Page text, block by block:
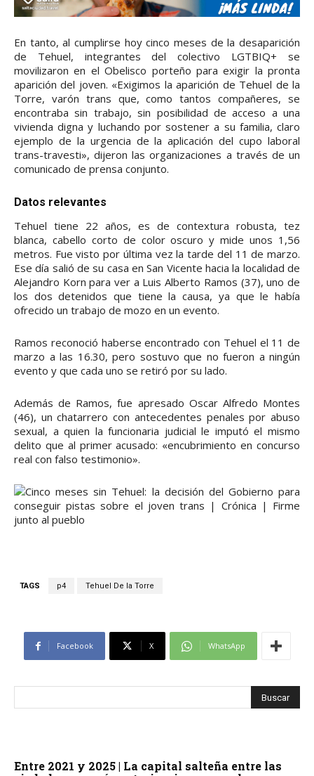
En tanto, al cumplirse hoy cinco meses de la desaparición
de Tehuel, integrantes del colectivo LGTBIQ+ se
movilizaron en el Obelisco porteño para exigir la pronta
aparición del joven. «Exigimos la aparición de Tehuel de la
Torre, varón trans que, como tantos compañeres, se
encontraba sin trabajo, sin posibilidad de acceso a una
vivienda digna y luchando por sostener a su familia, claro
ejemplo de la urgencia de la aplicación del cupo laboral
trans-travesti», dijeron las organizaciones a través de un
comunicado de prensa conjunto.
Datos relevantes
Tehuel tiene 22 años, es de contextura robusta, tez
blanca, cabello corto de color oscuro y mide unos 1,56
metros. Fue visto por última vez la tarde del 11 de marzo.
Ese día salió de su casa en San Vicente hacia la localidad de
Alejandro Korn para ver a Luis Alberto Ramos (37), uno de
los dos detenidos que tiene la causa, ya que le había
ofrecido un trabajo de mozo en un evento.
Ramos reconoció haberse encontrado con Tehuel el 11 de
marzo a las 16.30, pero sostuvo que no fueron a ningún
evento y que cada uno se retiró por su lado.
Además de Ramos, fue apresado Oscar Alfredo Montes
(46), un chatarrero con antecedentes penales por abuso
sexual, a quien la funcionaria judicial le imputó el mismo
delito que al primer acusado: «encubrimiento en concurso
real con falso testimonio».
TAGS p4 Tehuel De la Torre
Facebook X WhatsApp
Entre 2021 y 2025 | La capital salteña entre las